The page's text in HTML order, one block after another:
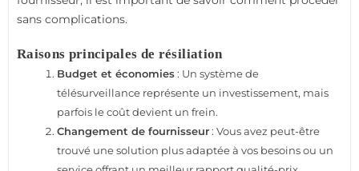
5.3.3. 3. Sous-estimer les frais de résiliation
5.4. Comparaison des offres de télésurveillance :
pourquoi Kiwatch ?
5.4.1. Principaux avantages de Kiwatch
5.4.2. Inconvénients potentiels de Kiwatch
5.5. Étapes pour choisir un nouveau service de
télésurveillance
5.5.1. 1. Évaluer vos besoins de sécurité
sans complications.
Raisons principales de résiliation
Budget et économies: Un système de
télésurveillance représente un investissement, mais
parfois le coût devient un frein.
Changement de fournisseur: Vous avez peut-être
trouvé une solution plus adaptée à vos besoins ou un